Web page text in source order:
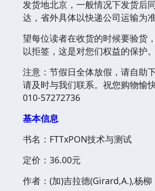
发货地北京，一般情况下发货后
达，省外具体以快递公司运输为准
望每位读者在收货的时候要验货
以拒签，这是对您们权益的保护。
注意：节假日全体放假，请自助
请及时与我们联系。祝您购物愉
010-57272736
基本信息
书名：FTTxPON技术与测试
定价：36.00元
作者：(加)吉拉德(Girard,A.),杨柳